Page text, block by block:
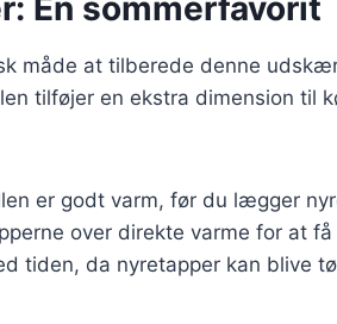
måde at tilberede denne
tilføjer en ekstra dimension til
er godt varm, før du lægger
over direkte varme for at
tiden, da nyretapper kan blive